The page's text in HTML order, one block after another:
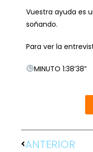
Vuestra ayuda es
soñando.
Para ver la
MINUTO 1:38’38”
ANTERIOR